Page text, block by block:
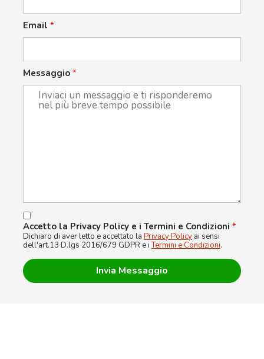
Email *
Messaggio *
Accetto la Privacy Policy e i Termini e Condizioni *
Dichiaro di aver letto e accettato la Privacy Policy ai sensi
dell'art.13 D.lgs 2016/679 GDPR e iTermini e Condizioni.